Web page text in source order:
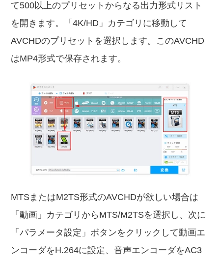
て500以上のプリセットからなる出力形式リスト
を開きます。「4K/HD」カテゴリに移動して
AVCHDのプリセットを選択します。このAVCHD
はMP4形式で保存されます。
MTSまたはM2TS形式のAVCHDが欲しい場合は
「動画」カテゴリからMTS/M2TSを選択し、次に
「パラメータ設定」ボタンをクリックして動画エ
ンコーダをH.264に設定、音声エンコーダをAC3